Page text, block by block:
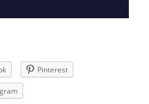
Pinterest